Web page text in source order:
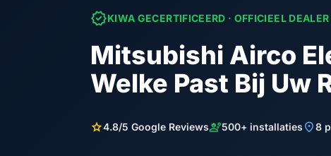
verifiedKIWA GECERTIFICEERD · OFFICIEEL DEALER
Mitsubishi Airco
Welke Past Bij Uw
star4.8/5 Google Reviewsengineering500+ installaties location_on8